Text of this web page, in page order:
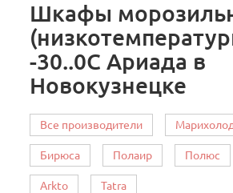
Шкафы
-30..0C Ариада в
Новокузнецке
Все производители
Бирюса Полаир Полюс
Arkto Tatra